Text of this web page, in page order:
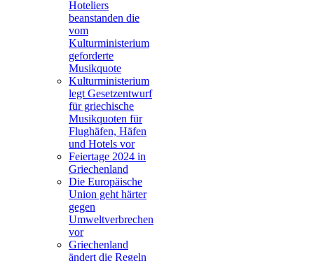
Hoteliers
beanstanden die
vom
Kulturministerium
geforderte
Musikquote
Kulturministerium
legt Gesetzentwurf
für griechische
Musikquoten für
Flughäfen, Häfen
und Hotels vor
Feiertage 2024 in
Griechenland
Die Europäische
Union geht härter
gegen
Umweltverbrechen
vor
Griechenland
ändert die Regeln